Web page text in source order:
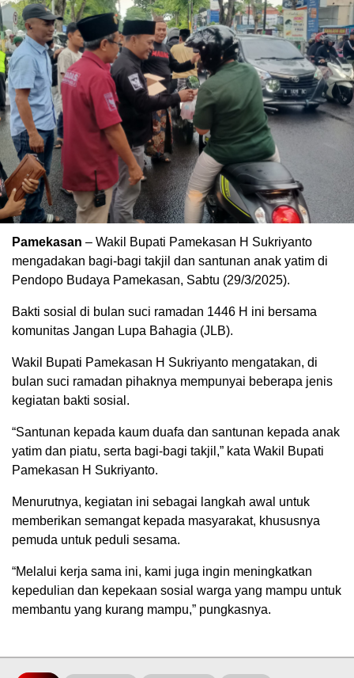
Pamekasan – Wakil Bupati Pamekasan H Sukriyanto
mengadakan bagi-bagi takjil dan santunan anak yatim di
Pendopo Budaya Pamekasan, Sabtu (29/3/2025).
Bakti sosial di bulan suci ramadan 1446 H ini bersama
komunitas Jangan Lupa Bahagia (JLB).
Wakil Bupati Pamekasan H Sukriyanto mengatakan, di
bulan suci ramadan pihaknya mempunyai beberapa jenis
kegiatan bakti sosial.
“Santunan kepada kaum duafa dan santunan kepada anak
yatim dan piatu, serta bagi-bagi takjil,” kata Wakil Bupati
Pamekasan H Sukriyanto.
Menurutnya, kegiatan ini sebagai langkah awal untuk
memberikan semangat kepada masyarakat, khususnya
pemuda untuk peduli sesama.
“Melalui kerja sama ini, kami juga ingin meningkatkan
kepedulian dan kepekaan sosial warga yang mampu untuk
membantu yang kurang mampu,” pungkasnya.